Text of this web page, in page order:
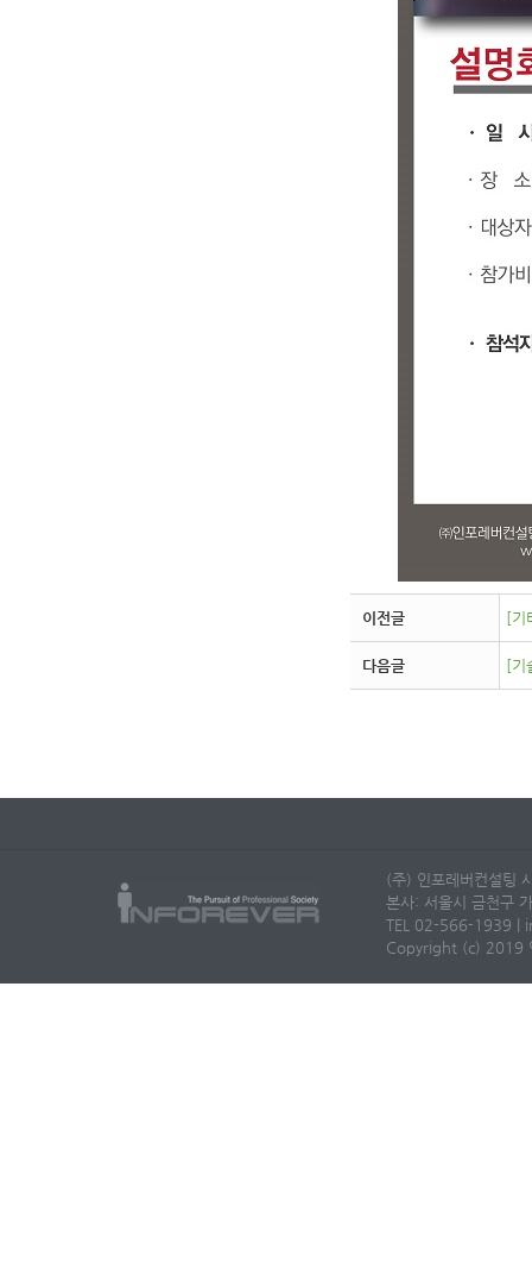
이전글 [기
다음글 [기
(주) 인포레버컨설팅
본사: 서울시 금천구
TEL 02-566-1939 |
Copyright (c) 2019